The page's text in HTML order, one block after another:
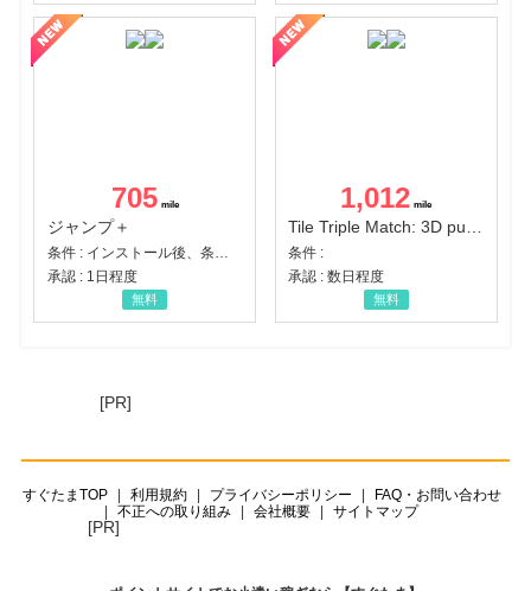
705
ジャンプ＋
承認 : 1日程度
無料
1,012
条件 :
承認 : 数日程度
無料
[PR]
すぐたまTOP 利用規約 プライバシーポリシー
FAQ・お問い合わせ
不正への取り組み
会社概要 サイトマップ
[PR]